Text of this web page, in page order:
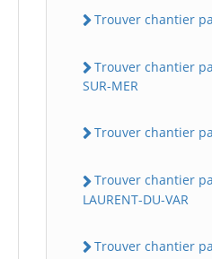
Trouver chantier
Trouver chantier
SUR-MER
Trouver chantier
Trouver chantier
LAURENT-DU-VAR
Trouver chantier